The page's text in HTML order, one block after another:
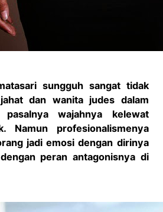
sungguh sangat tidak
dan wanita judes dalam
wajahnya kelewat
Namun profesionalismenya
jadi emosi dengan dirinya
peran antagonisnya di